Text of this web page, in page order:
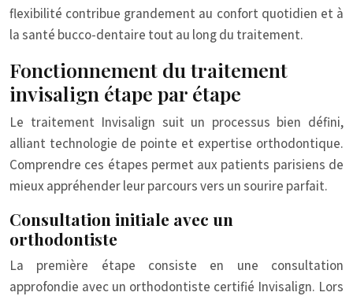
flexibilité contribue grandement au confort quotidien et à
la santé bucco-dentaire tout au long du traitement.
Fonctionnement du traitement
invisalign étape par étape
Le traitement Invisalign suit un processus bien défini,
alliant technologie de pointe et expertise orthodontique.
Comprendre ces étapes permet aux patients parisiens de
mieux appréhender leur parcours vers un sourire parfait.
Consultation initiale avec un
orthodontiste
La première étape consiste en une consultation
approfondie avec un orthodontiste certifié Invisalign. Lors